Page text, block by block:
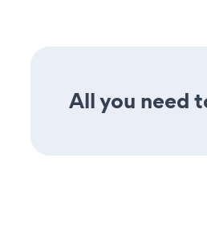
All you need